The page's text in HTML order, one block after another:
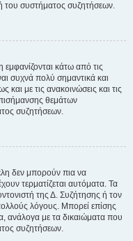
του συστήματος συζητήσεων.
κάτω από τις
συχνά πολύ σημαντικά και
και με τις ανακοινώσεις και τις
θεμάτων
συζητήσεων.
δεν μπορούν πια να
τερματίζεται αυτόματα. Τα
της Δ. Συζήτησης ή τον
λόγους. Μπορεί επίσης
ανάλογα με τα δικαιώματα που
συζητήσεων.